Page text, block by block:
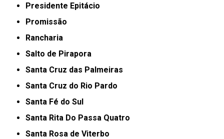
Presidente Epitácio
Promissão
Rancharia
Salto de Pirapora
Santa Cruz das Palmeiras
Santa Cruz do Rio Pardo
Santa Fé do Sul
Santa Rita Do Passa Quatro
Santa Rosa de Viterbo